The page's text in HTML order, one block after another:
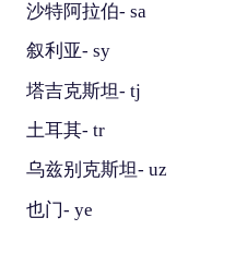
沙特阿拉伯- sa
叙利亚- sy
塔吉克斯坦- tj
土耳其- tr
乌兹别克斯坦- uz
也门- ye